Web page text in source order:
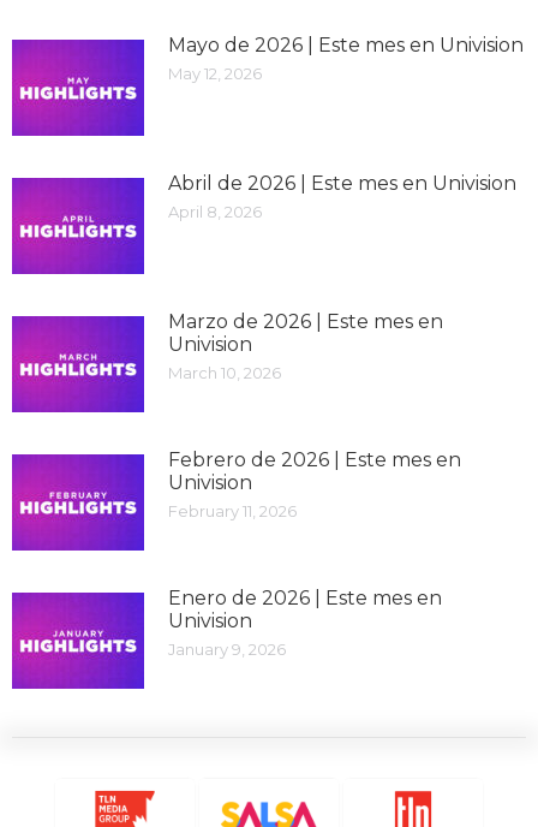
Mayo de 2026 | Este mes en Univision
May 12, 2026
Abril de 2026 | Este mes en Univision
April 8, 2026
Marzo de 2026 | Este mes en
Univision
March 10, 2026
Febrero de 2026 | Este mes en
Univision
February 11, 2026
Enero de 2026 | Este mes en
Univision
January 9, 2026